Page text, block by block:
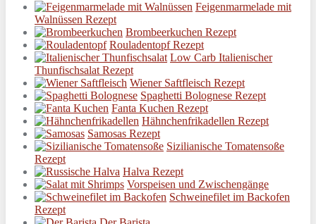
Feigenmarmelade mit
Walnüssen Rezept
Brombeerkuchen Rezept
Rouladentopf Rezept
Low Carb Italienischer
Thunfischsalat Rezept
Wiener Saftfleisch Rezept
Spaghetti Bolognese Rezept
Fanta Kuchen Rezept
Hähnchenfrikadellen Rezept
Samosas Rezept
Sizilianische Tomatensoße
Rezept
Halva Rezept
Vorspeisen und Zwischengänge
Schweinefilet im Backofen
Rezept